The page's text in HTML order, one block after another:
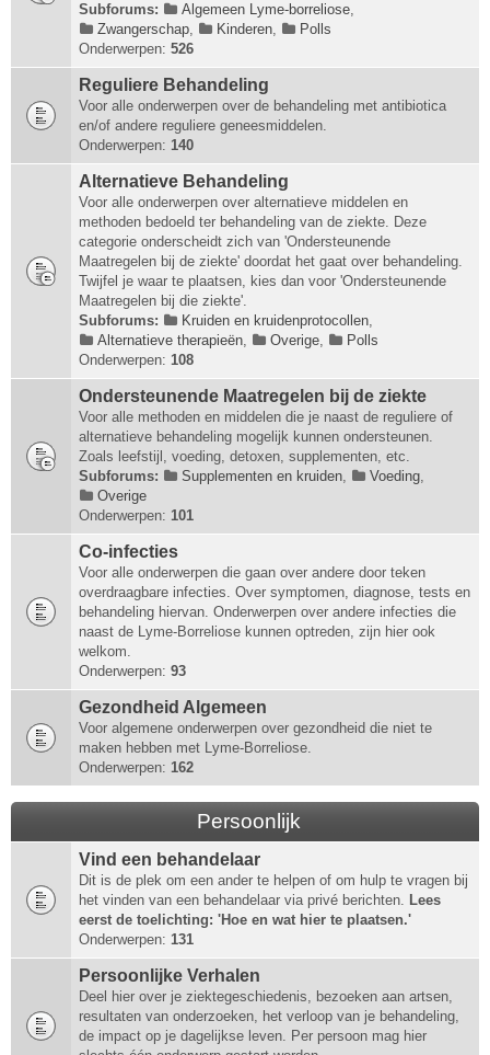
Subforums:
Algemeen Lyme-borreliose,
Zwangerschap, Kinderen,
Polls
Onderwerpen: 526
Reguliere Behandeling
Voor alle onderwerpen over de behandeling met antibiotica
en/of andere reguliere geneesmiddelen.
Onderwerpen: 140
Alternatieve Behandeling
Voor alle onderwerpen over alternatieve middelen en
methoden bedoeld ter behandeling van de ziekte. Deze
categorie onderscheidt zich van 'Ondersteunende
Maatregelen bij de ziekte' doordat het gaat over behandeling.
Twijfel je waar te plaatsen, kies dan voor 'Ondersteunende
Maatregelen bij die ziekte'.
Subforums:
Kruiden en kruidenprotocollen,
Alternatieve therapieën, Overige,
Polls
Onderwerpen: 108
Ondersteunende Maatregelen bij de ziekte
Voor alle methoden en middelen die je naast de reguliere of
alternatieve behandeling mogelijk kunnen ondersteunen.
Zoals leefstijl, voeding, detoxen, supplementen, etc.
Subforums:
Supplementen en kruiden, Voeding,
Overige
Onderwerpen: 101
Co-infecties
Voor alle onderwerpen die gaan over andere door teken
overdraagbare infecties. Over symptomen, diagnose, tests en
behandeling hiervan. Onderwerpen over andere infecties die
naast de Lyme-Borreliose kunnen optreden, zijn hier ook
welkom.
Onderwerpen: 93
Gezondheid Algemeen
Voor algemene onderwerpen over gezondheid die niet te
maken hebben met Lyme-Borreliose.
Onderwerpen: 162
Persoonlijk
Vind een behandelaar
Dit is de plek om een ander te helpen of om hulp te vragen bij
het vinden van een behandelaar via privé berichten. Lees
eerst de toelichting: 'Hoe en wat hier te plaatsen.'
Onderwerpen: 131
Persoonlijke Verhalen
Deel hier over je ziektegeschiedenis, bezoeken aan artsen,
resultaten van onderzoeken, het verloop van je behandeling,
de impact op je dagelijkse leven. Per persoon mag hier